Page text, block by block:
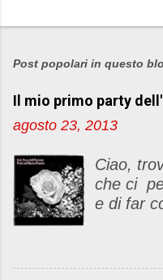
P
s
a
u
c
o
m
m
t
Post popolari in questo
Il mio primo party
agosto 23, 2013
Ciao,
che ci
e di far
un